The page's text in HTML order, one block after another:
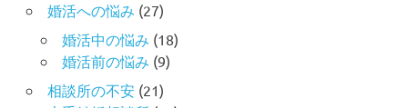
婚活への悩み (27)
婚活中の悩み (18)
婚活前の悩み (9)
相談所の不安(21)